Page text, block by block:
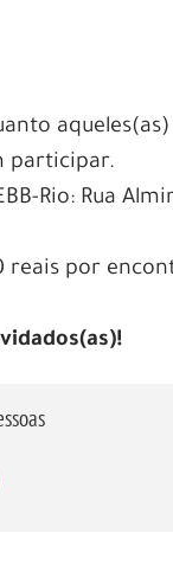
participar.
Rio: Rua
reais por